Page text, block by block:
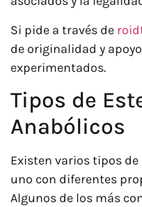
Si pide a través de
de originalidad y
experimentados.
Tipos de
Anabólicos
Existen varios tipos
uno con diferentes
Algunos de los más